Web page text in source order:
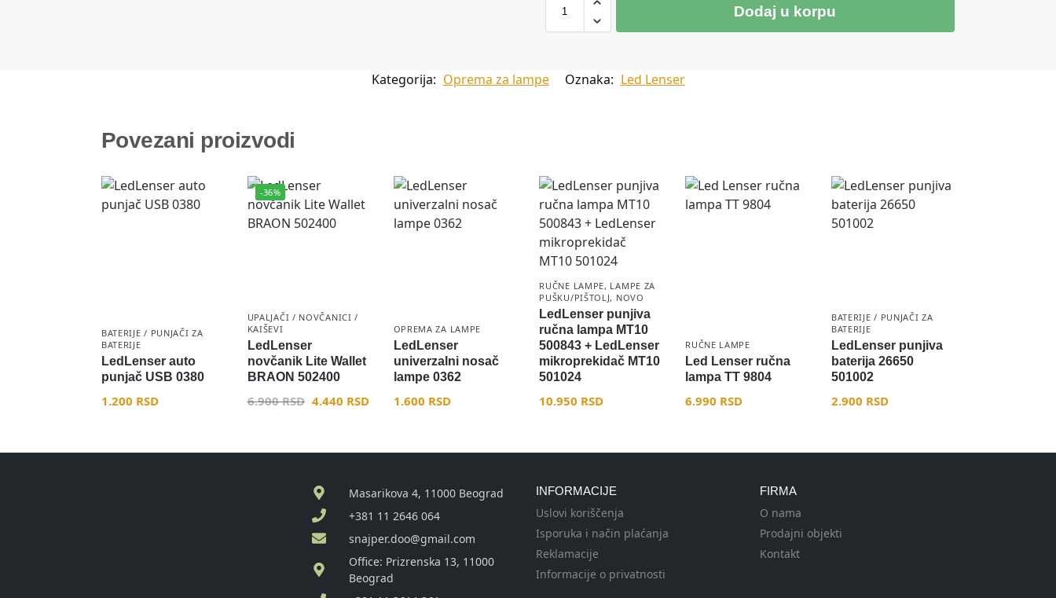
Dodaj u korpu
Kategorija: Oprema za lampe Oznaka: Led Lenser
Povezani proizvodi
BATERIJE / PUNJAČI ZA
BATERIJE
LedLenser auto
punjač USB 0380
1.200 RSD
-36%
UPALJAČI / NOVČANICI /
KAIŠEVI
LedLenser
novčanik Lite Wallet
BRAON 502400
6.900RSD 4.440 RSD
OPREMA ZA LAMPE
LedLenser
univerzalni nosač
lampe 0362
1.600 RSD
RUČNE LAMPE, LAMPE ZA
PUŠKU/PIŠTOLJ, NOVO
LedLenser punjiva
ručna lampa MT10
500843 + LedLenser
mikroprekidač MT10
501024
10.950 RSD
RUČNE LAMPE
Led Lenser ručna
lampa TT 9804
6.990 RSD
BATERIJE / PUNJAČI ZA
BATERIJE
LedLenser punjiva
baterija 26650
501002
2.900 RSD
Masarikova 4, 11000 Beograd
+381 11 2646 064
snajper.doo@gmail.com
Office: Prizrenska 13, 11000
Beograd
INFORMACIJE
Uslovi koriščenja
Isporuka i način plaćanja
Reklamacije
Informacije o privatnosti
FIRMA
O nama
Prodajni objekti
Kontakt